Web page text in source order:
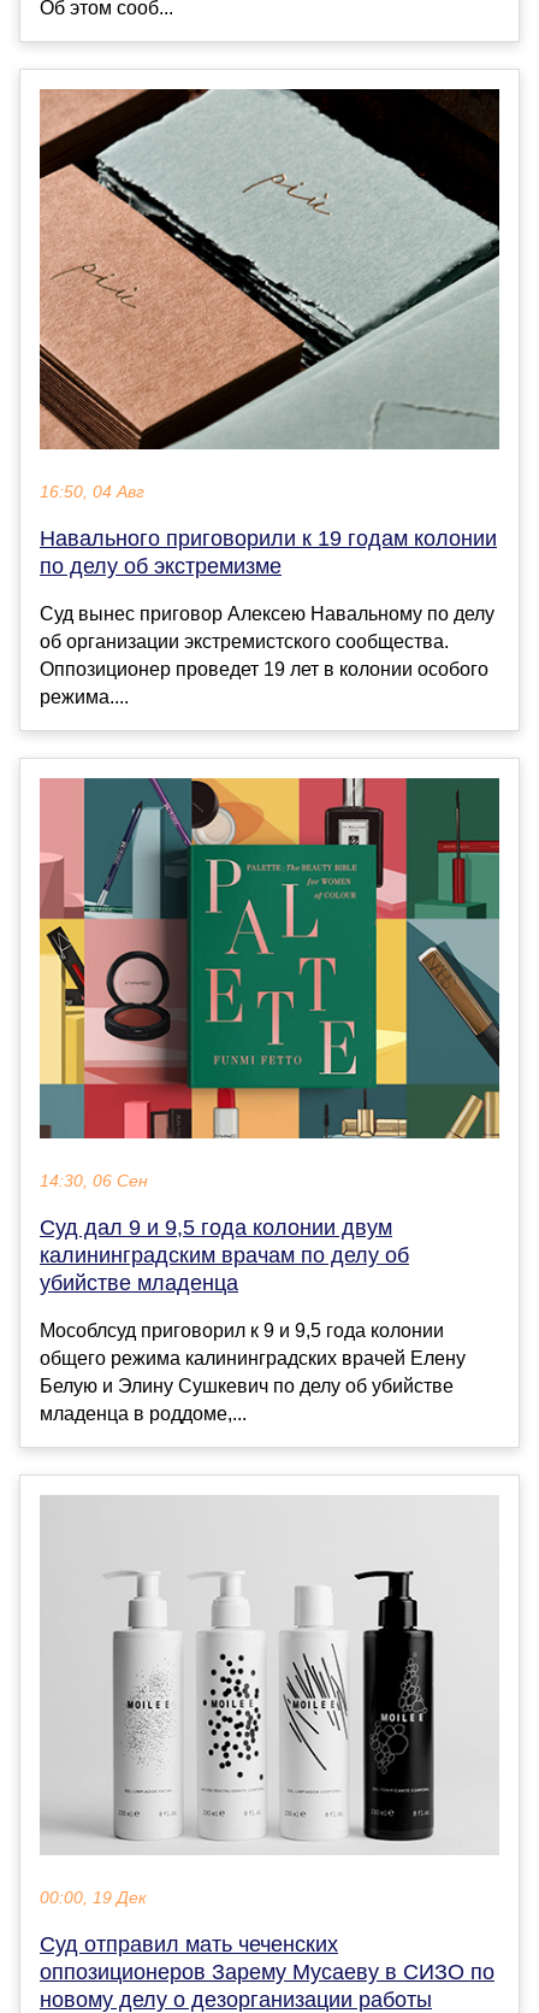
Об этом сооб...
16:50, 04 Авг
Навального приговорили к 19 годам колонии
по делу об экстремизме
Суд вынес приговор Алексею Навальному по делу
об организации экстремистского сообщества.
Оппозиционер проведет 19 лет в колонии особого
режима....
14:30, 06 Сен
Суд дал 9 и 9,5 года колонии двум
калининградским врачам по делу об
убийстве младенца
Мособлсуд приговорил к 9 и 9,5 года колонии
общего режима калининградских врачей Елену
Белую и Элину Сушкевич по делу об убийстве
младенца в роддоме,...
00:00, 19 Дек
Суд отправил мать чеченских
оппозиционеров Зарему Мусаеву в СИЗО по
новому делу о дезорганизации работы